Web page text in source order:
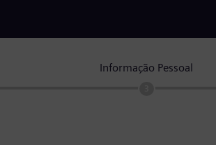
Informação Pessoal